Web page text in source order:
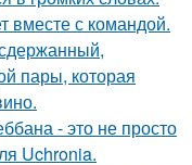
вместе с командой.
пары, которая
- это не просто
Uchronia.